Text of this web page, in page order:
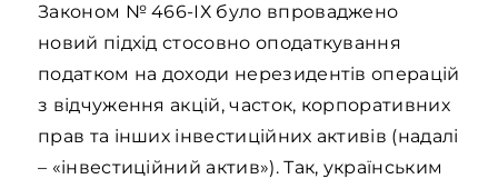
Законом № 466-ІХ було впроваджено
новий підхід стосовно оподаткування
податком на доходи нерезидентів операцій
з відчуження акцій, часток, корпоративних
прав та інших інвестиційних активів (надалі
– «інвестиційний актив»). Так, українським